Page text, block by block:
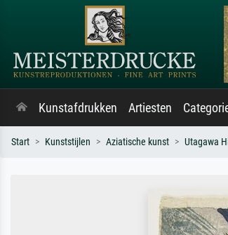
Kunstafdrukken Artiesten
Start Kunststijlen Aziatische kunst Utagawa